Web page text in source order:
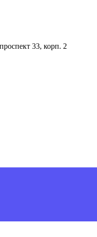
33, корп. 2